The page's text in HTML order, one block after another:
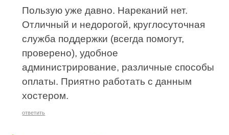
Пользую уже давно. Нареканий нет.
Отличный и недорогой, круглосуточная
служба поддержки (всегда помогут,
проверено), удобное
администрирование, различные способы
оплаты. Приятно работать с данным
хостером.
ответить